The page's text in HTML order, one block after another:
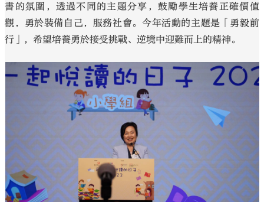
書的氛圍，透過不同的主題分享，鼓勵學生培養正確價值
觀，勇於裝備自己，服務社會。今年活動的主題是「勇毅前
行」，希望培養勇於接受挑戰、逆境中迎難而上的精神。